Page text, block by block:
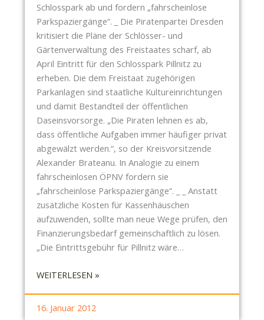
D
R
E
S
D
E
N
N
A
Z
I
F
R
E
I
R
E
B
Ä
T
B
E
K
R
A
N
Schlosspark ab und fordern „fahrscheinlose
Parkspaziergänge“. _ Die Piratenpartei Dresden
kritisiert die Pläne der Schlösser- und
Gärtenverwaltung des Freistaates scharf, ab
April Eintritt für den Schlosspark Pillnitz zu
erheben. Die dem Freistaat zugehörigen
Parkanlagen sind staatliche Kultureinrichtungen
und damit Bestandteil der öffentlichen
Daseinsvorsorge. „Die Piraten lehnen es ab,
dass öffentliche Aufgaben immer häufiger privat
abgewälzt werden.“, so der Kreisvorsitzende
Alexander Brateanu. In Analogie zu einem
fahrscheinlosen ÖPNV fordern sie
„fahrscheinlose Parkspaziergänge“. _ _ Anstatt
zusätzliche Kosten für Kassenhäuschen
aufzuwenden, sollte man neue Wege prüfen, den
Finanzierungsbedarf gemeinschaftlich zu lösen.
„Die Eintrittsgebühr für Pillnitz wäre…
WEITERLESEN »:
16. Januar 2012